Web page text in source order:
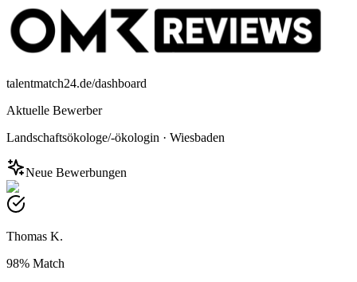
talentmatch24.de/dashboard
Aktuelle Bewerber
Landschaftsökologe/-ökologin · Wiesbaden
Neue Bewerbungen
Thomas K.
98% Match